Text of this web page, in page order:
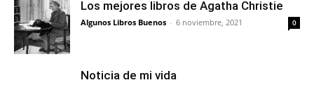
Los mejores libros de Agatha Christie
Algunos Libros Buenos - 6 noviembre, 2021 0
Noticia de mi vida